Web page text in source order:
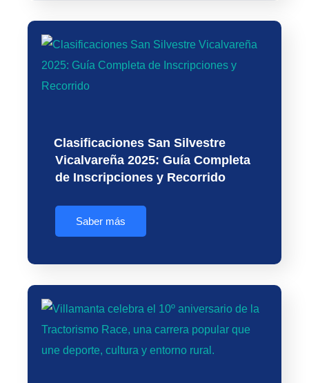
Clasificaciones San Silvestre
Vicalvareña 2025: Guía Completa
de Inscripciones y Recorrido
Saber más